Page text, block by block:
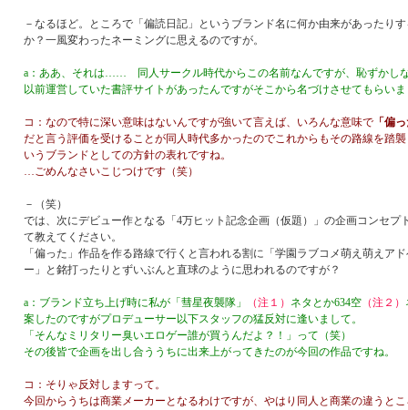
－なるほど。ところで「偏読日記」というブランド名に何か由来があったり
か？一風変わったネーミングに思えるのですが。
a：ああ、それは…… 同人サークル時代からこの名前なんですが、恥ずかし
以前運営していた書評サイトがあったんですがそこから名づけさせてもらい
コ：なので特に深い意味はないんですが強いて言えば、いろんな意味で 「偏
だと言う評価を受けることが同人時代多かったのでこれからもその路線を踏
いうブランドとしての方針の表れですね。
…ごめんなさいこじつけです（笑）
－（笑）
では、次にデビュー作となる「4万ヒット記念企画（仮題）」の企画コンセプ
て教えてください。
「偏った」作品を作る路線で行くと言われる割に「学園ラブコメ萌え萌えア
ー」と銘打ったりとずいぶんと直球のように思われるのですが？
a：ブランド立ち上げ時に私が「彗星夜襲隊」 （注１） ネタとか634空 （注２）
案したのですがプロデューサー以下スタッフの猛反対に逢いまして。
「そんなミリタリー臭いエロゲー誰が買うんだよ？！」って（笑）
その後皆で企画を出し合ううちに出来上がってきたのが今回の作品ですね。
コ：そりゃ反対しますって。
今回からうちは商業メーカーとなるわけですが、やはり同人と商業の違うと